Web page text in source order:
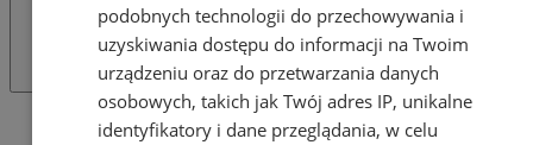
Tag: antykoncepcja hormonalna
podobnych technologii do przechowywania i
uzyskiwania dostępu do informacji na Twoim
urządzeniu oraz do przetwarzania danych
osobowych, takich jak Twój adres IP, unikalne
identyfikatory i dane przeglądania, w celu